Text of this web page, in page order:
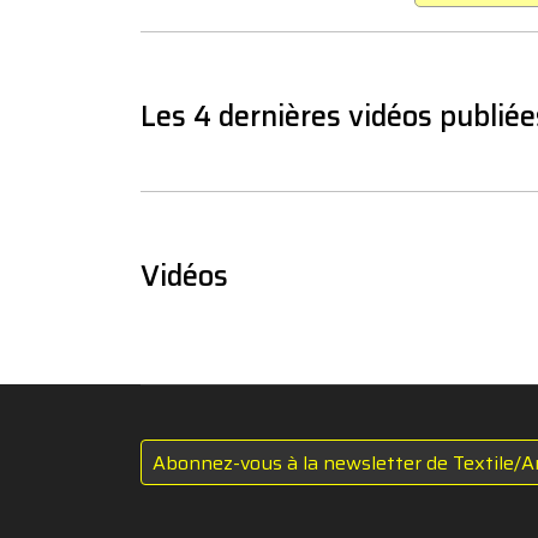
Les 4 dernières vidéos
Vidéos
Abonnez-vous à la newsletter de Textile/